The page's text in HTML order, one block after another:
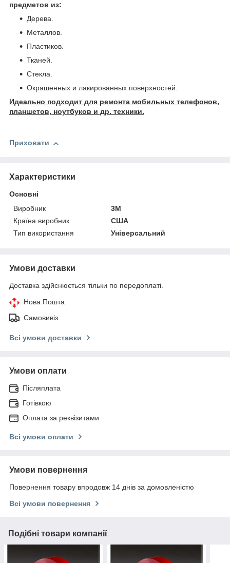
предметов из:
Дерева.
Металлов.
Пластиков.
Тканей.
Стекла.
Окрашенных и лакированных поверхностей.
Идеально подходит для ремонта мобильных телефонов,
планшетов, ноутбуков и др. техники.
Приховати
Характеристики
Основні
Виробник
3М
Країна виробник
США
Тип використання
Універсальний
Умови доставки
Доставка здійснюється тільки по передоплаті.
Нова Пошта
Самовивіз
Всі умови доставки
Умови оплати
Післяплата
Готівкою
Оплата за реквізитами
Всі умови оплати
Умови повернення
Повернення товару впродовж 14 днів за домовленістю
Всі умови повернення
Подібні товари компанії